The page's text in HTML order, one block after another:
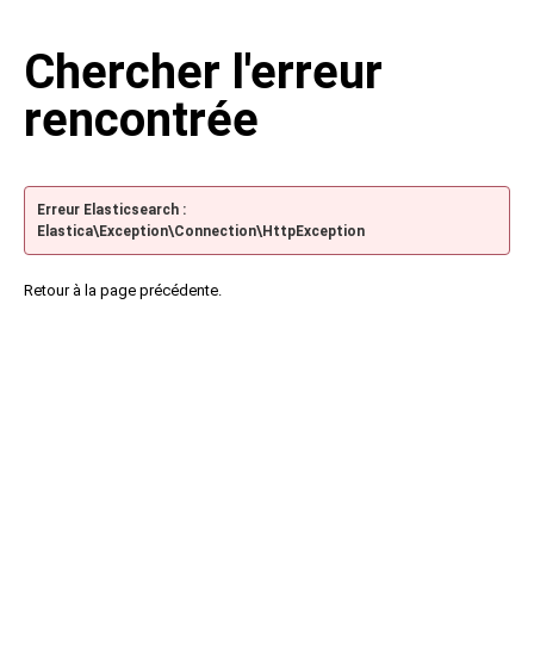
Chercher l'erreur
rencontrée
Erreur Elasticsearch :
Elastica\Exception\Connection\HttpException
Retour à la page précédente.